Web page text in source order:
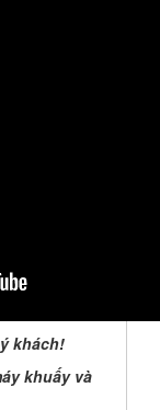
khách!
khuấy và